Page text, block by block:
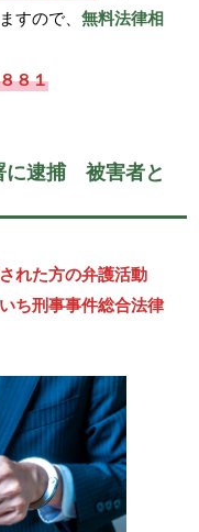
すので、無料法律相
８１
に逮捕 被害者と
れた方の弁護活動
ち刑事事件総合法律